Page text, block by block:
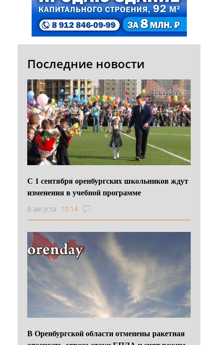
Последние новости
С 1 сентября оренбургских школьников ждут
изменения в учебной программе
8 августа 10:14
В Оренбургской области отменены ракетная